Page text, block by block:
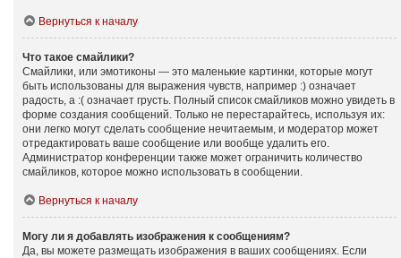
Вернуться к началу
Что такое смайлики?
Смайлики, или эмотиконы — это маленькие картинки, которые могут
быть использованы для выражения чувств, например :) означает
радость, а :( означает грусть. Полный список смайликов можно увидеть в
форме создания сообщений. Только не перестарайтесь, используя их:
они легко могут сделать сообщение нечитаемым, и модератор может
отредактировать ваше сообщение или вообще удалить его.
Администратор конференции также может ограничить количество
смайликов, которое можно использовать в сообщении.
Вернуться к началу
Могу ли я добавлять изображения к сообщениям?
Да, вы можете размещать изображения в ваших сообщениях. Если